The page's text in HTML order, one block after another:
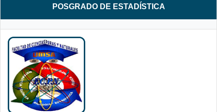
POSGRADO DE ESTADÍSTICA